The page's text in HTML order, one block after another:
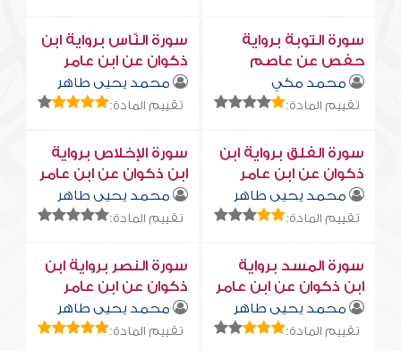
سورة التوبة برواية
حفص عن عاصم
محمد مكي
تقييم المادة:
سورة النّاس برواية ابن
ذكوان عن ابن عامر
محمد يحيى طاهر
تقييم المادة:
سورة الفلق برواية ابن
ذكوان عن ابن عامر
محمد يحيى طاهر
تقييم المادة:
سورة الإخلاص برواية
ابن ذكوان عن ابن عامر
محمد يحيى طاهر
تقييم المادة:
سورة المسد برواية
ابن ذكوان عن ابن عامر
محمد يحيى طاهر
تقييم المادة:
سورة النصر برواية ابن
ذكوان عن ابن عامر
محمد يحيى طاهر
تقييم المادة: